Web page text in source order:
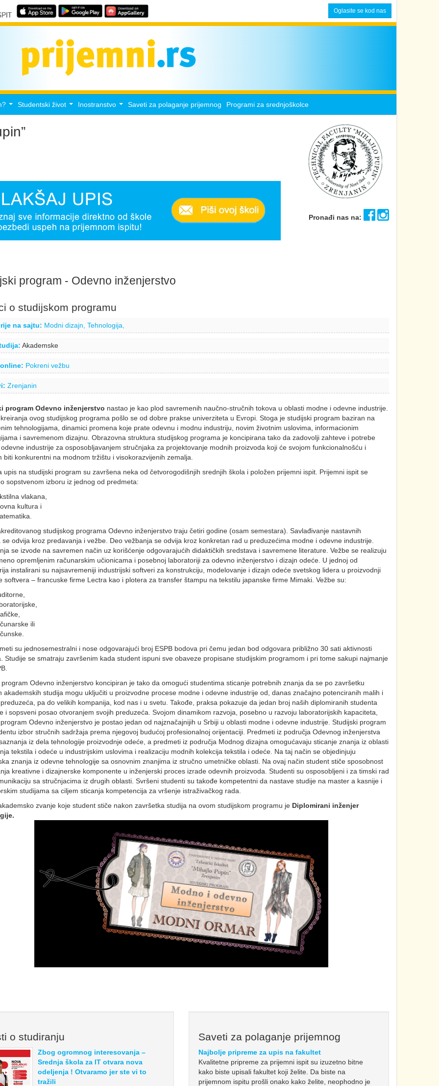
Oglasite se kod nas
Studentski život Inostranstvo Saveti za polaganje prijemnog Programi za srednjoškolce
Pronađi nas na:
program - Odevno inženjerstvo
o studijskom programu
na sajtu: Modni dizajn, Tehnologija,
Akademske
Pokreni vežbu
Zrenjanin
program Odevno inženjerstvo nastao je kao plod savremenih naučno-stručnih tokova u oblasti modne i odevne industrije.
ovog studijskog programa pošlo se od dobre prakse univerziteta u Evropi. Stoga je studijski program baziran na
tehnologijama, dinamici promena koje prate odevnu i modnu industriju, novim životnim uslovima, informacionim
i savremenom dizajnu. Obrazovna struktura studijskog programa je koncipirana tako da zadovolji zahteve i potrebe
industrije za osposobljavanjem stručnjaka za projektovanje modnih proizvoda koji će svojom funkcionalnošću i
biti konkurentni na modnom tržištu i visokorazvijenih zemalja.
upis na studijski program su završena neka od četvorogodišnjih srednjih škola i položen prijemni ispit. Prijemni ispit se
sopstvenom izboru iz jednog od predmeta:
vlakana,
kultura i
studijskog programa Odevno inženjerstvo traju četiri godine (osam semestara). Savlađivanje nastavnih
se odvija kroz predavanja i vežbe. Deo vežbanja se odvija kroz konkretan rad u preduzećima modne i odevne industrije.
se izvode na savremen način uz korišćenje odgovarajućih didaktičkih sredstava i savremene literature. Vežbe se realizuju
opremljenim računarskim učionicama i posebnoj laboratoriji za odevno inženjerstvo i dizajn odeće. U jednoj od
instalirani su najsavremeniji industrijski softveri za konstrukciju, modelovanje i dizajn odeće svetskog lidera u proizvodnji
softvera – francuske firme Lectra kao i plotera za transfer štampu na tekstilu japanske firme Mimaki. Vežbe su:
ili
su jednosemestralni i nose odgovarajući broj ESPB bodova pri čemu jedan bod odgovara približno 30 sati aktivnosti
Studije se smatraju završenim kada student ispuni sve obaveze propisane studijskim programom i pri tome sakupi najmanje
Odevno inženjerstvo koncipiran je tako da omogući studentima sticanje potrebnih znanja da se po završetku
akademskih studija mogu uključiti u proizvodne procese modne i odevne industrije od, danas značajno potenciranih malih i
pa do velikih kompanija, kod nas i u svetu. Takođe, praksa pokazuje da jedan broj naših diplomiranih studenta
i sopsveni posao otvoranjem svojih preduzeća. Svojom dinamikom razvoja, posebno u razvoju laboratorijskih kapaciteta,
Odevno inženjerstvo je postao jedan od najznačajnijih u Srbiji u oblasti modne i odevne industrije. Studijski program
izbor stručnih sadržaja prema njegovoj budućoj profesionalnoj orijentaciji. Predmeti iz područja Odevnog inženjerstva
iz dela tehnologije proizvodnje odeće, a predmeti iz područja Modnog dizajna omogućavaju sticanje znanja iz oblasti
tekstila i odeće u industrijskim uslovima i realizaciju modnih kolekcija tekstila i odeće. Na taj način se objedinjuju
znanja iz odevne tehnologije sa osnovnim znanjima iz stručno umetničke oblasti. Na ovaj način student stiče sposobnost
kreativne i dizajnerske komponente u inženjerski proces izrade odevnih proizvoda. Studenti su osposobljeni i za timski rad
sa stručnjacima iz drugih oblasti. Svršeni studenti su takođe kompetentni da nastave studije na master a kasnije i
studijama sa ciljem sticanja kompetencija za vršenje istraživačkog rada.
zvanje koje student stiče nakon završetka studija na ovom studijskom programu je Diplomirani inženjer
o studiranju
Zbog ogromnog interesovanja –
Srednja škola za IT otvara nova
odeljenja ! Otvaramo jer ste vi to
tražili
Saveti za polaganje prijemnog
Najbolje pripreme za upis na fakultet
Kvalitetne pripreme za prijemni ispit su izuzetno bitne
kako biste upisali fakultet koji želite. Da biste na
prijemnom ispitu prošli onako kako želite, neophodno je